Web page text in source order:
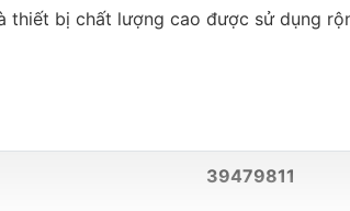
thiết bị chất lượng cao được sử dụng
39479811